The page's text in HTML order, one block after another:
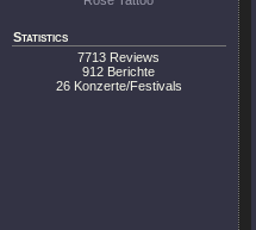
Statistics
7713 Reviews
912 Berichte
26 Konzerte/Festivals